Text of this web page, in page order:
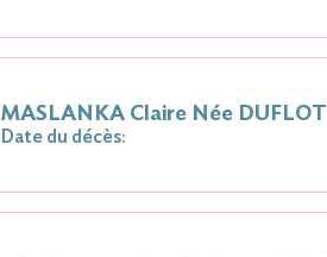
MASLANKA Claire Née DUFLOT
Date du décès: